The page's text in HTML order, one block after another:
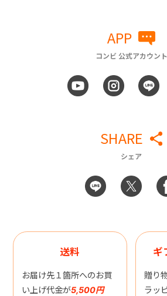
APP
コンビ 公式アカウント
SHARE
シェア
送料
お届け先１箇所へのお買
い上げ代金が5,500円
ギ
贈り
ラッ